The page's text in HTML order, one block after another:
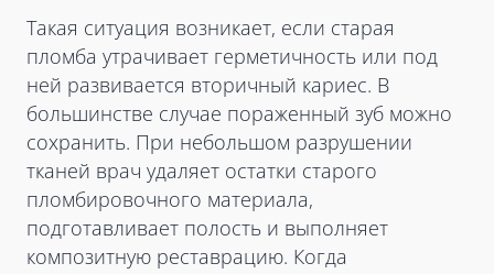
Такая ситуация возникает, если старая
пломба утрачивает герметичность или под
ней развивается вторичный кариес. В
большинстве случае пораженный зуб можно
сохранить. При небольшом разрушении
тканей врач удаляет остатки старого
пломбировочного материала,
подготавливает полость и выполняет
композитную реставрацию. Когда